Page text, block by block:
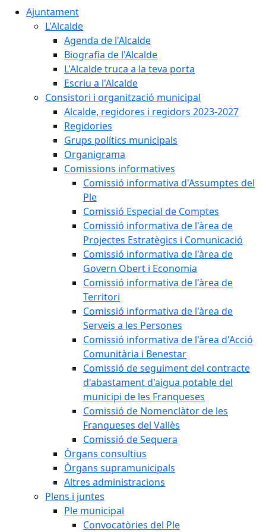
Ajuntament
L'Alcalde
Agenda de l'Alcalde
Biografia de l'Alcalde
L'Alcalde truca a la teva porta
Escriu a l'Alcalde
Consistori i organització municipal
Alcalde, regidores i regidors 2023-2027
Regidories
Grups polítics municipals
Organigrama
Comissions informatives
Comissió informativa d'Assumptes del
Ple
Comissió Especial de Comptes
Comissió informativa de l'àrea de
Projectes Estratègics i Comunicació
Comissió informativa de l'àrea de
Govern Obert i Economia
Comissió informativa de l'àrea de
Territori
Comissió informativa de l'àrea de
Serveis a les Persones
Comissió informativa de l'àrea d'Acció
Comunitària i Benestar
Comissió de seguiment del contracte
d'abastament d'aigua potable del
municipi de les Franqueses
Comissió de Nomenclàtor de les
Franqueses del Vallès
Comissió de Sequera
Òrgans consultius
Òrgans supramunicipals
Altres administracions
Plens i juntes
Ple municipal
Convocatòries del Ple